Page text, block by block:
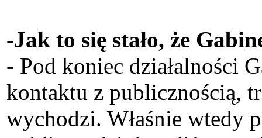
-Jak to się stało, że
- Pod koniec działalności
kontaktu z publicznością,
wychodzi. Właśnie wtedy